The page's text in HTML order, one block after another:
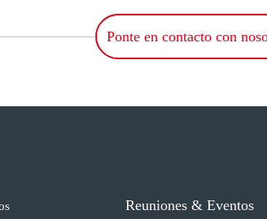
Ponte en contacto con
Reuniones & Eventos